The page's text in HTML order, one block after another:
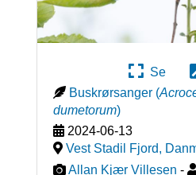
Se
Buskrørsanger (
dumetorum)
2024-06-13
Vest Stadil Fjord,
Allan Kjær Villesen -